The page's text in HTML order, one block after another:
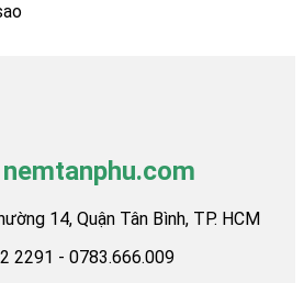
14, Quận Tân Bình, TP. HCM
2291 - 0783.666.009